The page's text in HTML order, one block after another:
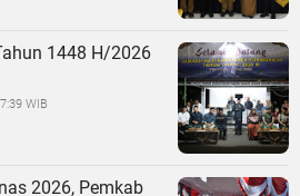
1448 H/2026
WIB
2026, Pemkab